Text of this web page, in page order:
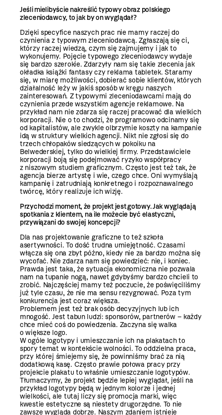
Jeśli mielibyście nakreślić typowy obraz polskiego
zleceniodawcy, to jak by on wyglądał?
Dzięki specyfice naszych prac nie mamy raczej do
czynienia z typowym zleceniodawcą. Zgłaszają się ci,
którzy raczej wiedzą, czym się zajmujemy i jak to
wykonujemy. Pojęcie typowego zleceniodawcy wydaje
się bardzo szerokie. Zdarzyły nam się takie zlecenia jak
okładka książki fantasy czy reklama tabletek. Staramy
się, w miarę możliwości, dobierać sobie klientów, których
działalność leży w jakiś sposób w kręgu naszych
zainteresowań. Z typowymi zleceniodawcami mają do
czynienia przede wszystkim agencje reklamowe. Na
przykład nam nie zdarza się raczej pracować dla wielkich
korporacji. Nie o to chodzi, że programowo odcinamy się
od kapitalistów, ale zwykle olbrzymie koszty na kampanie
idą w struktury wielkich agencji. Nikt nie zgłosi się do
trzech chłopaków siedzących w pokoiku na
Belwederskiej, tylko do wielkiej firmy. Przedstawiciele
korporacji boją się podejmować ryzyko współpracy
z niszowym studiem graficznym. Często jest też tak, że
agencja bierze artystę i wie, czego chce. Oni wymyślają
kampanię i zatrudniają konkretnego i rozpoznawalnego
twórcę, który realizuje ich wizję.
Przychodzi moment, że projekt jest gotowy. Jak wyglądają
spotkania z klientem, na ile możecie być elastyczni,
przywiązani do swojej koncepcji?
Dla nas projektowanie graficzne to też szkoła
asertywności. To dość trudna umiejętność. Czasami
włącza się ona zbyt późno, kiedy nie za bardzo można się
wycofać. Nie zdarza nam się powiedzieć: nie, i koniec.
Prawda jest taka, że sytuacja ekonomiczna nie pozwala
nam na tupanie nogą, nawet gdybyśmy bardzo chcieli to
zrobić. Najczęściej mamy też poczucie, że poświęciliśmy
już tyle czasu, że nie ma sensu rezygnować. Poza tym
konkurencja jest coraz większa.
Problemem jest też brak osób decyzyjnych lub ich
mnogość. Jest tabun ludzi: sponsorów, partnerów – każdy
chce mieć coś do powiedzenia. Zaczyna się walka
o większe logo.
W ogóle logotypy i umieszczanie ich na plakatach to
spory temat w kontekście wolności. To oddzielna praca,
przy której śmiejemy się, że powinniśmy brać za nią
dodatkową kasę. Często prawie połowa pracy przy
projekcie plakatu to właśnie umieszczanie logotypów.
Tłumaczymy, że projekt będzie lepiej wyglądał, jeśli na
przykład logotypy będą w jednym kolorze i jednej
wielkości, ale tutaj liczy się promocja marki, więc
kwestie estetyczne są niestety drugorzędne. To nie
zawsze wygląda dobrze. Naszym zdaniem istnieje